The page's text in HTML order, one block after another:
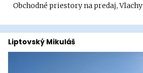
Obchodné priestory na predaj, Vlachy
Liptovský Mikuláš